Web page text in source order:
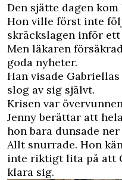
Den sjätte dagen kom
Hon ville först inte
skräckslagen inför
Men läkaren
goda nyheter.
Han visade
slog av sig självt.
Krisen var
Jenny berättar att
hon bara dunsade
Allt snurrade. Hon
inte riktigt lita på att
klara sig.